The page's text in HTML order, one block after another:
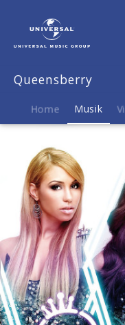
LikeQueensberry
Home Musik